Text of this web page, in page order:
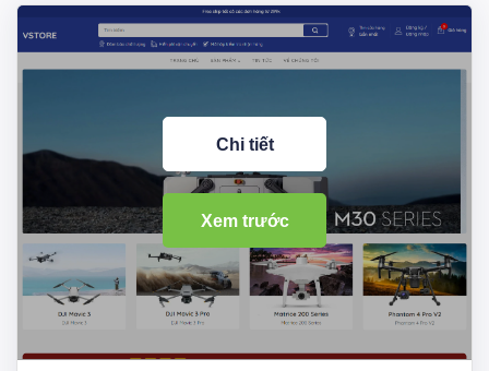
Chi tiết
Xem trước